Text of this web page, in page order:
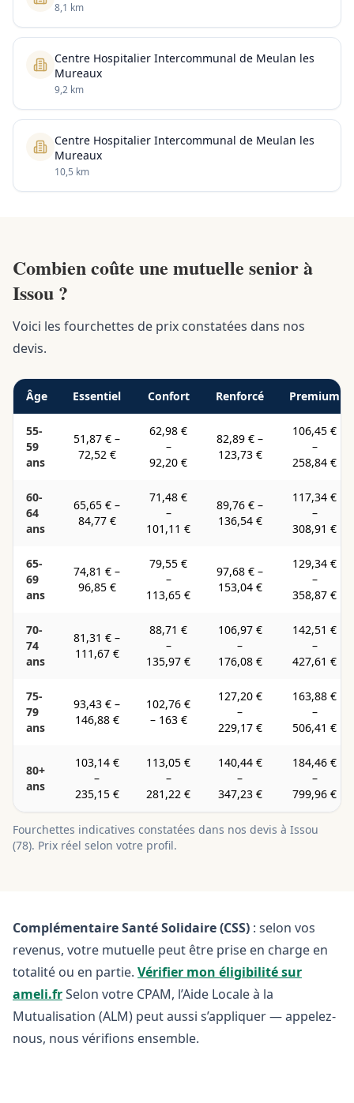
8,1 km
Centre Hospitalier Intercommunal de Meulan les
Mureaux
9,2 km
Centre Hospitalier Intercommunal de Meulan les
Mureaux
10,5 km
Combien coûte une mutuelle senior à
Issou ?
Voici les fourchettes de prix constatées dans nos
devis.
Âge Essentiel Confort Renforcé Premium
55-
59
ans
51,87 € –
72,52 €
62,98 €
–
92,20 €
82,89 € –
123,73 €
106,45 €
–
258,84 €
60-
64
ans
65,65 € –
84,77 €
71,48 €
–
101,11 €
89,76 € –
136,54 €
117,34 €
–
308,91 €
65-
69
ans
74,81 € –
96,85 €
79,55 €
–
113,65 €
97,68 € –
153,04 €
129,34 €
–
358,87 €
70-
74
ans
81,31 € –
111,67 €
88,71 €
–
135,97 €
106,97 €
–
176,08 €
142,51 €
–
427,61 €
75-
79
ans
93,43 € –
146,88 €
102,76 €
– 163 €
127,20 €
–
229,17 €
163,88 €
–
506,41 €
80+
ans
103,14 €
–
235,15 €
113,05 €
–
281,22 €
140,44 €
–
347,23 €
184,46 €
–
799,96 €
Fourchettes indicatives constatées dans nos devis à Issou
(78). Prix réel selon votre profil.
Complémentaire Santé Solidaire (CSS) : selon vos
revenus, votre mutuelle peut être prise en charge en
totalité ou en partie. Vérifier mon éligibilité sur
ameli.frSelon votre CPAM, l’Aide Locale à la
Mutualisation (ALM) peut aussi s’appliquer — appelez-
nous, nous vérifions ensemble.